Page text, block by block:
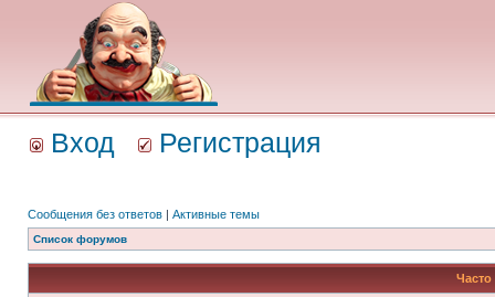
Вход Регистрация
Сообщения без ответов | Активные темы
Список форумов